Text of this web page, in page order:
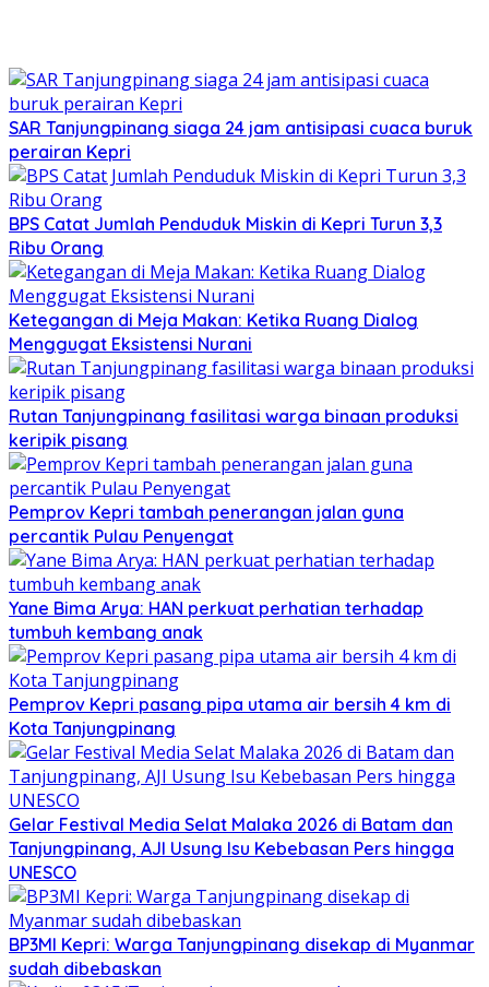
SAR Tanjungpinang siaga 24 jam antisipasi cuaca buruk
perairan Kepri
BPS Catat Jumlah Penduduk Miskin di Kepri Turun 3,3
Ribu Orang
Ketegangan di Meja Makan: Ketika Ruang Dialog
Menggugat Eksistensi Nurani
Rutan Tanjungpinang fasilitasi warga binaan produksi
keripik pisang
Pemprov Kepri tambah penerangan jalan guna
percantik Pulau Penyengat
Yane Bima Arya: HAN perkuat perhatian terhadap
tumbuh kembang anak
Pemprov Kepri pasang pipa utama air bersih 4 km di
Kota Tanjungpinang
Gelar Festival Media Selat Malaka 2026 di Batam dan
Tanjungpinang, AJI Usung Isu Kebebasan Pers hingga
UNESCO
BP3MI Kepri: Warga Tanjungpinang disekap di Myanmar
sudah dibebaskan